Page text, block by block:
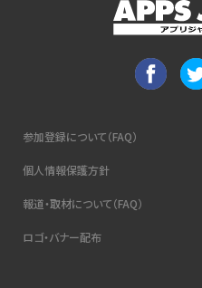
参加登録について（FAQ）
個人情報保護方針
報道・取材について（FAQ）
ロゴ・バナー配布